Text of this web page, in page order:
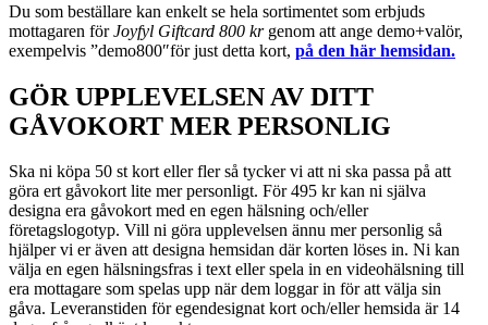
Du som beställare kan enkelt se hela sortimentet som erbjuds
mottagaren förJoyfyl Giftcard 800 krgenom att ange demo+valör,
exempelvis ”demo800″för just detta kort, på den här hemsidan.
GÖR UPPLEVELSEN AV DITT
GÅVOKORT MER PERSONLIG
Ska ni köpa 50 st kort eller fler så tycker vi att ni ska passa på att
göra ert gåvokort lite mer personligt. För 495 kr kan ni själva
designa era gåvokort med en egen hälsning och/eller
företagslogotyp. Vill ni göra upplevelsen ännu mer personlig så
hjälper vi er även att designa hemsidan där korten löses in. Ni kan
välja en egen hälsningsfras i text eller spela in en videohälsning till
era mottagare som spelas upp när dem loggar in för att välja sin
gåva. Leveranstiden för egendesignat kort och/eller hemsida är 14